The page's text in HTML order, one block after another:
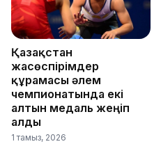
Қазақстан
жасөспірімдер
құрамасы әлем
чемпионатында екі
алтын медаль жеңіп
алды
1 тамыз, 2026